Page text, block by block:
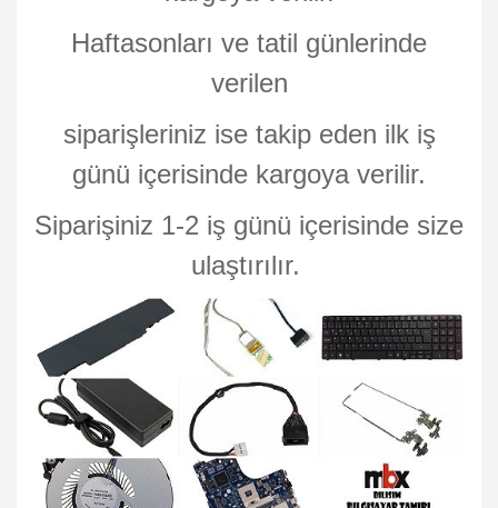
Haftasonları ve tatil günlerinde
verilen
siparişleriniz ise takip eden ilk iş
günü içerisinde kargoya verilir.
Siparişiniz 1-2 iş günü içerisinde size
ulaştırılır.